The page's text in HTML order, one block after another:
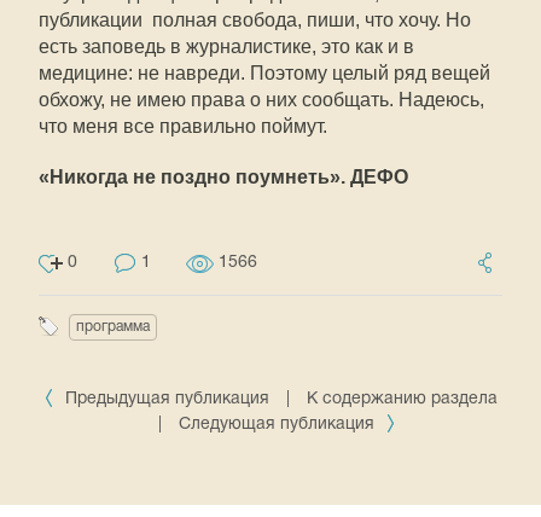
публикации  полная свобода, пиши, что хочу. Но
есть заповедь в журналистике, это как и в
медицине: не навреди. Поэтому целый ряд вещей
обхожу, не имею права о них сообщать. Надеюсь,
что меня все правильно поймут.
«Никогда не поздно поумнеть». ДЕФО
0 1 1566
программа
Предыдущая публикация
К содержанию раздела
Следующая публикация